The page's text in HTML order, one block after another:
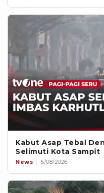
Kabut Asap Tebal
Selimuti Kota Sampit
News 5/08/2026